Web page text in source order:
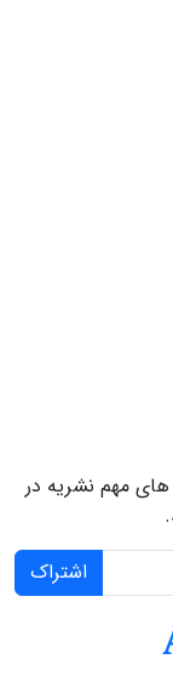
های مهم نشریه در
اشتراک